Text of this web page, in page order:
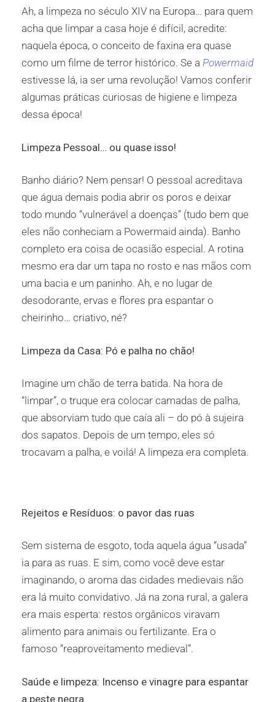
Ah, a limpeza no século XIV na Europa… para quem
acha que limpar a casa hoje é difícil, acredite:
naquela época, o conceito de faxina era quase
como um filme de terror histórico. Se a Powermaid
estivesse lá, ia ser uma revolução! Vamos conferir
algumas práticas curiosas de higiene e limpeza
dessa época!
Limpeza Pessoal… ou quase isso!
Banho diário? Nem pensar! O pessoal acreditava
que água demais podia abrir os poros e deixar
todo mundo “vulnerável a doenças” (tudo bem que
eles não conheciam a Powermaid ainda). Banho
completo era coisa de ocasião especial. A rotina
mesmo era dar um tapa no rosto e nas mãos com
uma bacia e um paninho. Ah, e no lugar de
desodorante, ervas e flores pra espantar o
cheirinho… criativo, né?
Limpeza da Casa: Pó e palha no chão!
Imagine um chão de terra batida. Na hora de
“limpar”, o truque era colocar camadas de palha,
que absorviam tudo que caía ali – do pó à sujeira
dos sapatos. Depois de um tempo, eles só
trocavam a palha, e voilá! A limpeza era completa.
Rejeitos e Resíduos: o pavor das ruas
Sem sistema de esgoto, toda aquela água “usada”
ia para as ruas. E sim, como você deve estar
imaginando, o aroma das cidades medievais não
era lá muito convidativo. Já na zona rural, a galera
era mais esperta: restos orgânicos viravam
alimento para animais ou fertilizante. Era o
famoso “reaproveitamento medieval”.
Saúde e limpeza: Incenso e vinagre para espantar
a peste negra